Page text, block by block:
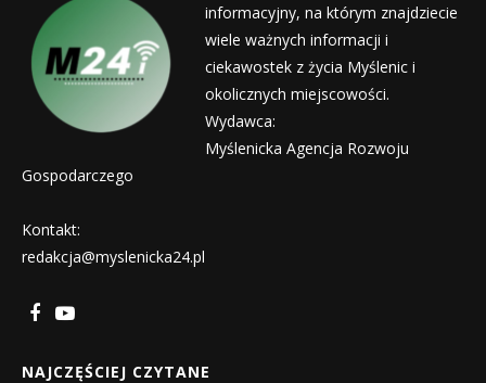
informacyjny, na którym znajdziecie
wiele ważnych informacji i
ciekawostek z życia Myślenic i
okolicznych miejscowości.
Wydawca:
Myślenicka Agencja Rozwoju
Gospodarczego
Kontakt:
redakcja@myslenicka24.pl
NAJCZĘŚCIEJ CZYTANE